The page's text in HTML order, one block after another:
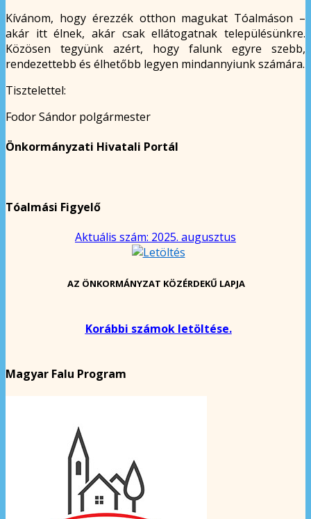
Kívánom, hogy érezzék otthon magukat Tóalmáson –
akár itt élnek, akár csak ellátogatnak településünkre.
Közösen tegyünk azért, hogy falunk egyre szebb,
rendezettebb és élhetőbb legyen mindannyiunk számára.
Tisztelettel:
Fodor Sándor polgármester
Önkormányzati Hivatali Portál
Tóalmási Figyelő
Aktuális szám: 2025. augusztus
AZ ÖNKORMÁNYZAT KÖZÉRDEKŰ LAPJA
Korábbi számok letöltése.
Magyar Falu Program